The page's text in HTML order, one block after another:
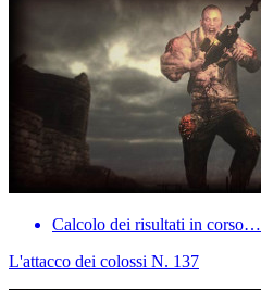
Calcolo dei risultati in corso…
L'attacco dei colossi N. 137